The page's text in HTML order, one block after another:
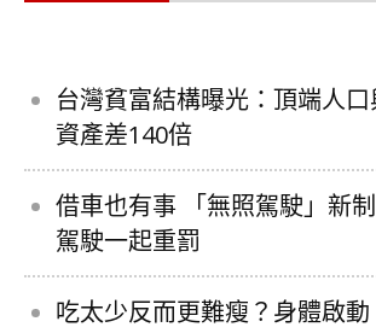
台灣貧富結構曝光：頂端人
資產差140倍
借車也有事 「無照駕駛」新
駕駛一起重罰
吃太少反而更難瘦？身體啟動